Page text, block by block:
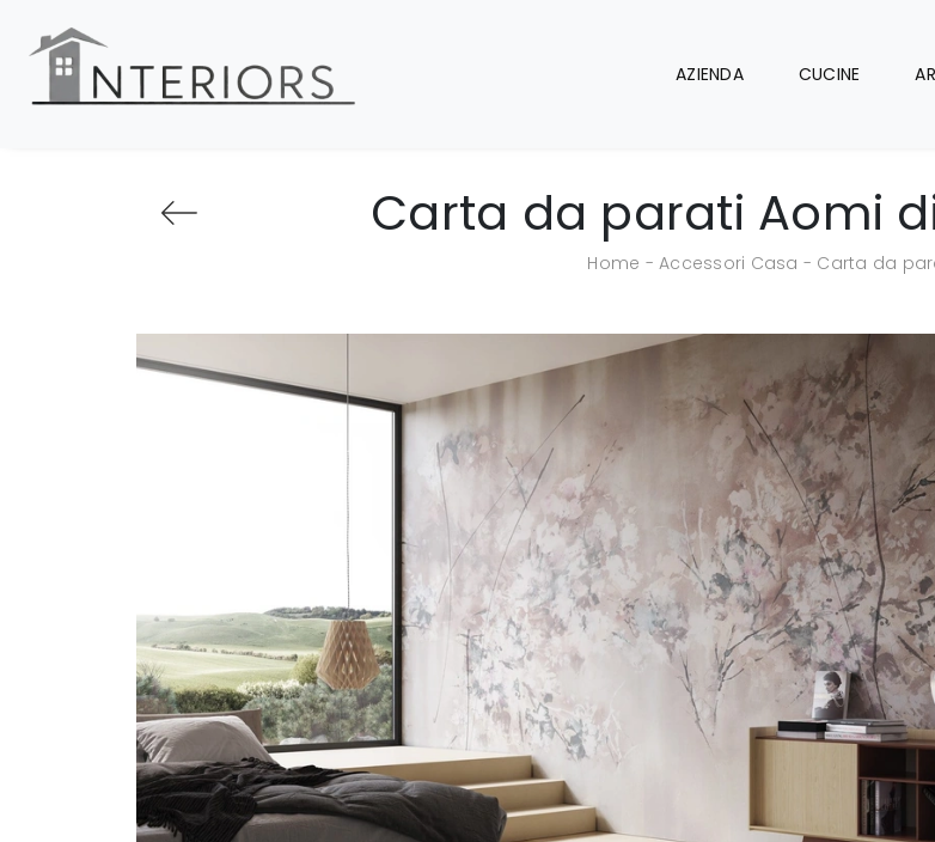
AZIENDA CUCINE
Carta da parati Aomi
Home - Accessori Casa - Carta da